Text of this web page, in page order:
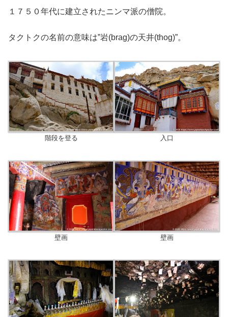
１７５０年代に建立されたニンマ派の僧院。
タクトクの名前の意味は”岩(brag)の天井(thog)”。
階段を登る 入口
壁画 壁画